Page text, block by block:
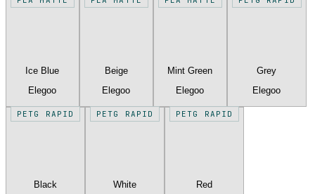
Ice Blue
Elegoo
Beige
Elegoo
Mint Green
Elegoo
Grey
Elegoo
PETG RAPID
Black
PETG RAPID
White
PETG RAPID
Red